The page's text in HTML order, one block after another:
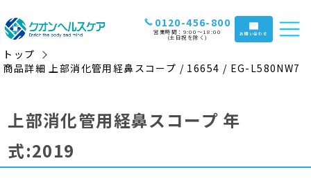
0120-456-800
営業時間：9:00〜18:00
(土日祝を除く) お問い合わせ
トップ
商品詳細 上部消化管用経鼻スコープ / 16654 / EG-L580NW7
上部消化管用経鼻スコープ 年
式:2019